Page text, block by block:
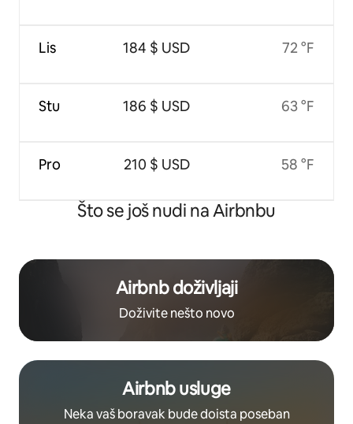
Lis
Stu
Pro
184 $ USD
186 $ USD
210 $ USD
72 °F
63 °F
58 °F
Što se još nudi na Airbnbu
Airbnb doživljaji
Doživite nešto novo
Airbnb usluge
Neka vaš boravak bude doista poseban